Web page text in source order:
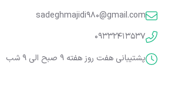
sadeghmajidi980@gmail.com
09332413537
پشتیبانی هفت روز هفته 9 صبح الی 9 شب